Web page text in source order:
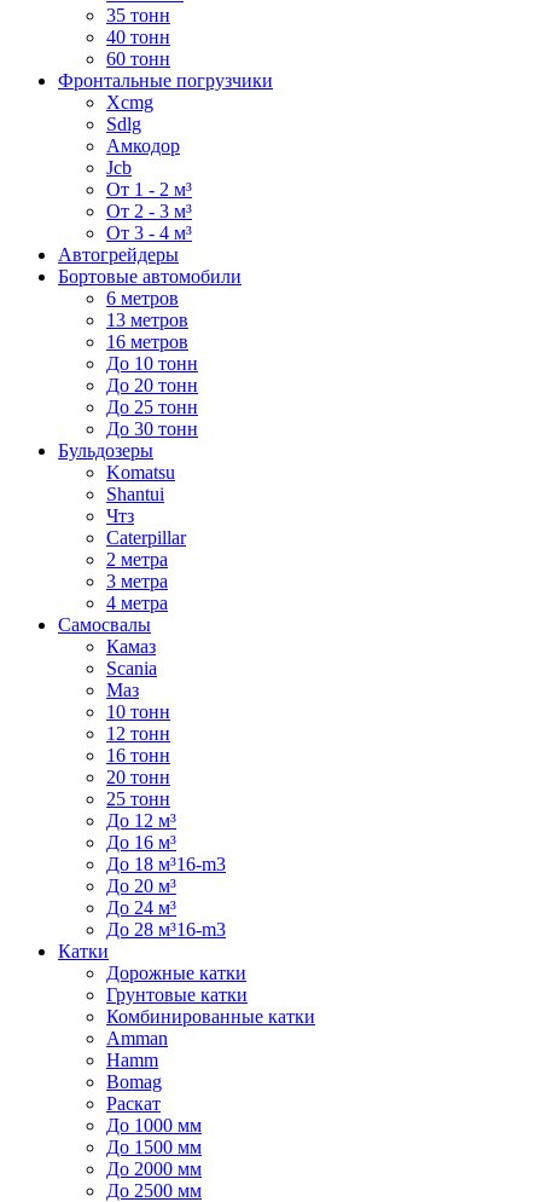
35 тонн
40 тонн
60 тонн
Фронтальные погрузчики
Xcmg
Sdlg
Амкодор
Jcb
От 1 - 2 м³
От 2 - 3 м³
От 3 - 4 м³
Автогрейдеры
Бортовые автомобили
6 метров
13 метров
16 метров
До 10 тонн
До 20 тонн
До 25 тонн
До 30 тонн
Бульдозеры
Komatsu
Shantui
Чтз
Caterpillar
2 метра
3 метра
4 метра
Самосвалы
Камаз
Scania
Маз
10 тонн
12 тонн
16 тонн
20 тонн
25 тонн
До 12 м³
До 16 м³
До 18 м³16-m3
До 20 м³
До 24 м³
До 28 м³16-m3
Катки
Дорожные катки
Грунтовые катки
Комбинированные катки
Amman
Hamm
Bomag
Раскат
До 1000 мм
До 1500 мм
До 2000 мм
До 2500 мм